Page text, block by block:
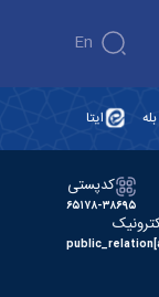
En
ایتا
کدپستی
۶۵۱۷۸-۳۸۶۹۵